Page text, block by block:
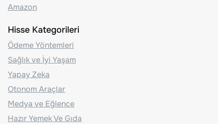
Amazon
Hisse Kategorileri
Ödeme Yöntemleri
Sağlık ve İyi Yaşam
Yapay Zeka
Otonom Araçlar
Medya ve Eğlence
Hazır Yemek Ve Gıda